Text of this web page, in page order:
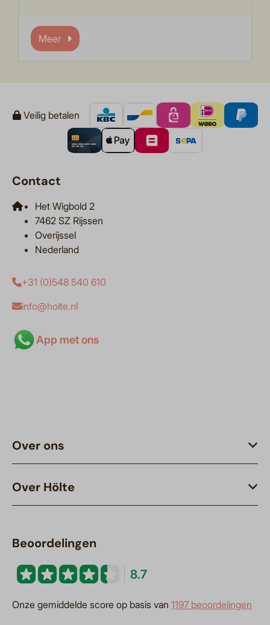
Meer
Veilig betalen
Contact
Het Wigbold 2
7462 SZ Rijssen
Overijssel
Nederland
+31 (0)548 540 610
info@holte.nl
App met ons
Over ons
Over Hölte
Beoordelingen
8.7
Onze gemiddelde score op basis van 1197 beoordelingen